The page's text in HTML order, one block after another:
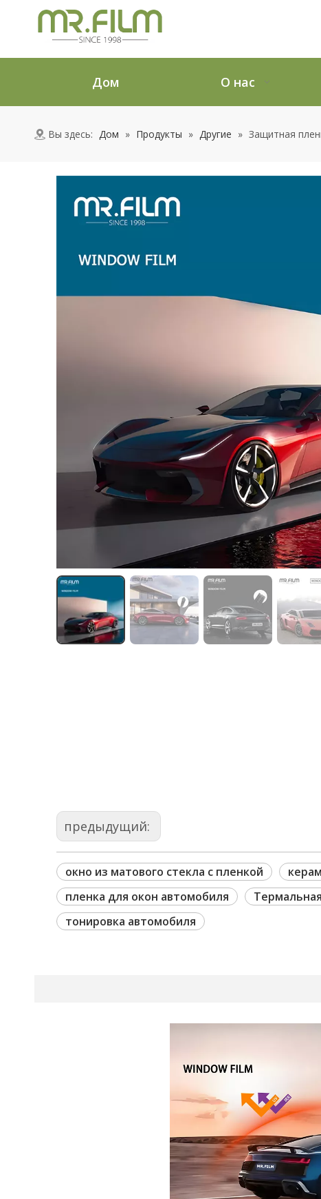
Дом О нас
Вы здесь: Дом » Продукты » Другие » Защитная
предыдущий:
окно из матового стекла с пленкой
пленка для окон автомобиля
тонировка автомобиля